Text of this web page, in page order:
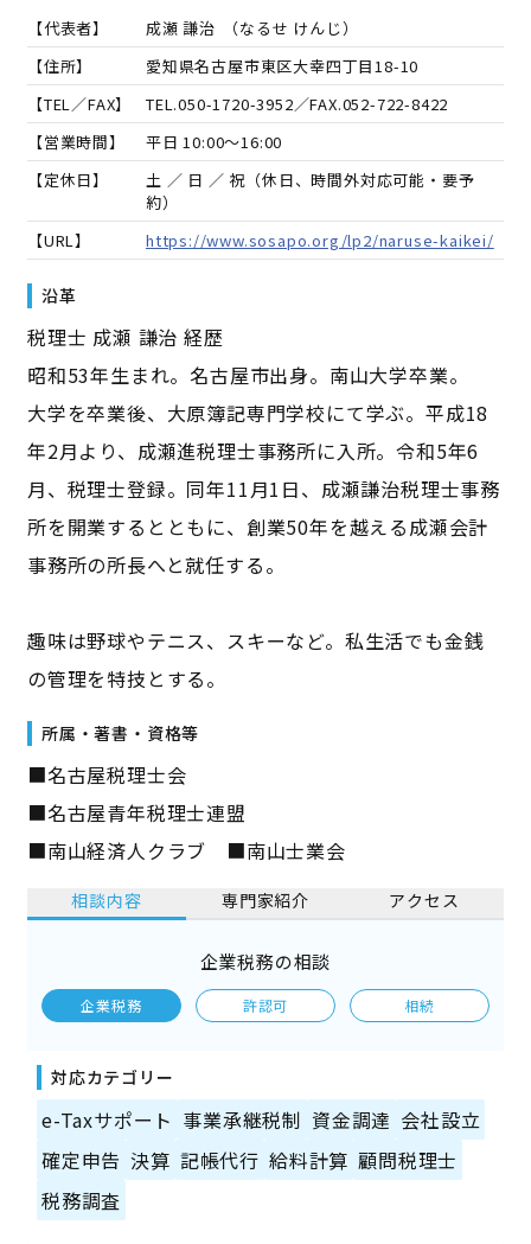
【代表者】 成瀬 謙治 （なるせ けんじ）
【住所】
愛知県名古屋市東区大幸四丁目18-10
【TEL／FAX】
TEL.050-1720-3952／FAX.052-722-8422
【営業時間】
平日 10:00～16:00
【定休日】
土 ／ 日 ／ 祝（休日、時間外対応可能・要予
約）
【URL】
https://www.sosapo.org/lp2/naruse-kaikei/
沿革
税理士 成瀬 謙治 経歴
昭和53年生まれ。名古屋市出身。南山大学卒業。
大学を卒業後、大原簿記専門学校にて学ぶ。平成18
年2月より、成瀬進税理士事務所に入所。令和5年6
月、税理士登録。同年11月1日、成瀬謙治税理士事務
所を開業するとともに、創業50年を越える成瀬会計
事務所の所長へと就任する。
趣味は野球やテニス、スキーなど。私生活でも金銭
の管理を特技とする。
所属・著書・資格等
■名古屋税理士会
■名古屋青年税理士連盟
■南山経済人クラブ ■南山士業会
相談内容 専門家紹介 アクセス
企業税務の相談
企業税務 許認可 相続
対応カテゴリー
e-Taxサポート 事業承継税制 資金調達 会社設立
確定申告 決算 記帳代行 給料計算 顧問税理士
税務調査